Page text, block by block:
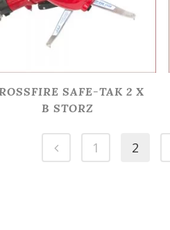
SAFE-TAK 2 X
B STORZ
1 2